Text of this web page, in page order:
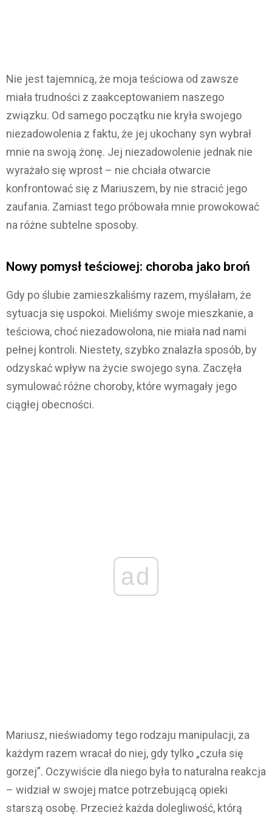
Nie jest tajemnicą, że moja teściowa od zawsze
miała trudności z zaakceptowaniem naszego
związku. Od samego początku nie kryła swojego
niezadowolenia z faktu, że jej ukochany syn wybrał
mnie na swoją żonę. Jej niezadowolenie jednak nie
wyrażało się wprost – nie chciała otwarcie
konfrontować się z Mariuszem, by nie stracić jego
zaufania. Zamiast tego próbowała mnie prowokować
na różne subtelne sposoby.
Nowy pomysł teściowej: choroba jako broń
Gdy po ślubie zamieszkaliśmy razem, myślałam, że
sytuacja się uspokoi. Mieliśmy swoje mieszkanie, a
teściowa, choć niezadowolona, nie miała nad nami
pełnej kontroli. Niestety, szybko znalazła sposób, by
odzyskać wpływ na życie swojego syna. Zaczęła
symulować różne choroby, które wymagały jego
ciągłej obecności.
ad
Mariusz, nieświadomy tego rodzaju manipulacji, za
każdym razem wracał do niej, gdy tylko „czuła się
gorzej”. Oczywiście dla niego była to naturalna reakcja
– widział w swojej matce potrzebującą opieki
starszą osobę. Przecież każda dolegliwość, którą